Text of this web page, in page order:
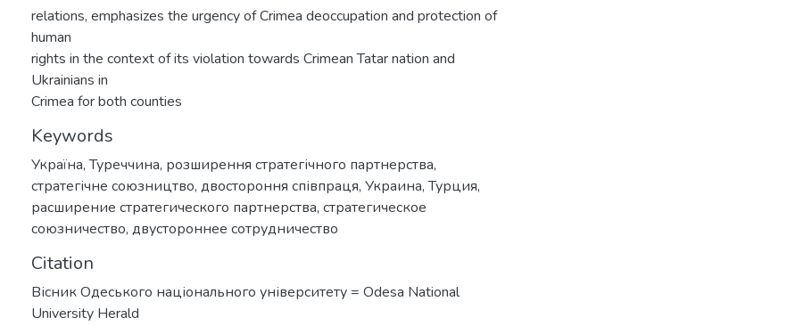
relations, emphasizes the urgency of Crimea deoccupation and protection of
human
rights in the context of its violation towards Crimean Tatar nation and
Ukrainians in
Crimea for both counties
Keywords
Україна,Туреччина, розширення стратегічного партнерства,
стратегічне союзництво, двостороння співпраця, Украина,Турция,
расширение стратегического партнерства, стратегическое
союзничество, двустороннее сотрудничество
Citation
Вісник Одеського національного університету = Odesa National
University Herald